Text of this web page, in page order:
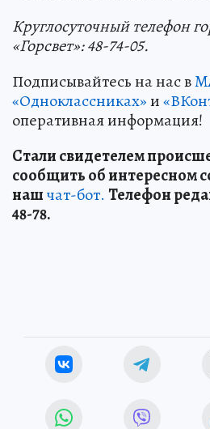
Круглосуточный телефон
«Горсвет»: 48-74-05.
Подписывайтесь на нас в
«Одноклассниках»и
оперативная информация!
Стали свидетелем
сообщить об интересном
нашчат-бот. Телефон
48-78.